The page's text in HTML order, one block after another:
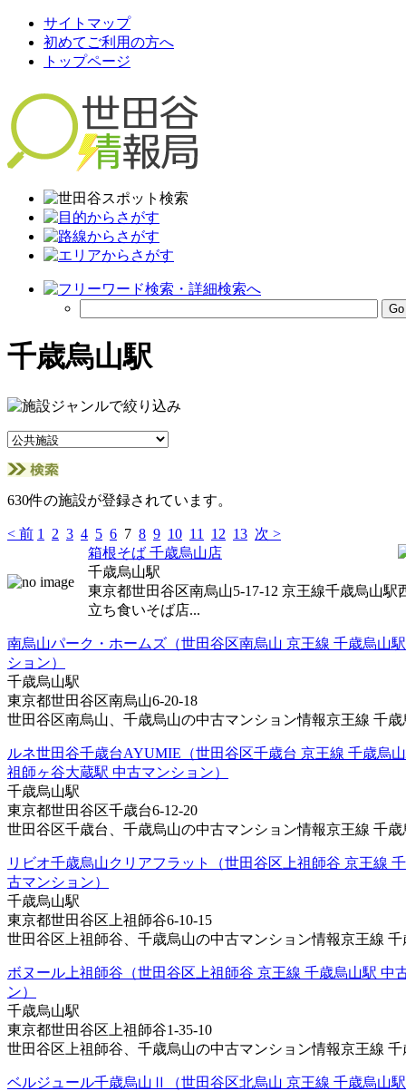
サイトマップ
初めてご利用の方へ
トップページ
千歳烏山駅
630件の施設が登録されています。
< 前 1 2 3 4 5 6 7 8 9 10 11 12 13 次 >
箱根そば 千歳烏山店
千歳烏山駅
東京都世田谷区南烏山5-17-12 京王線千歳烏山駅
立ち食いそば店...
南烏山パーク・ホームズ（世田谷区南烏山 京王線 千歳烏山
ション）
千歳烏山駅
東京都世田谷区南烏山6-20-18
世田谷区南烏山、千歳烏山の中古マンション情報京王線 千歳
ルネ世田谷千歳台AYUMIE（世田谷区千歳台 京王線 千歳烏
祖師ヶ谷大蔵駅 中古マンション）
千歳烏山駅
東京都世田谷区千歳台6-12-20
世田谷区千歳台、千歳烏山の中古マンション情報京王線 千歳
リビオ千歳烏山クリアフラット（世田谷区上祖師谷 京王線
古マンション）
千歳烏山駅
東京都世田谷区上祖師谷6-10-15
世田谷区上祖師谷、千歳烏山の中古マンション情報京王線 千
ボヌール上祖師谷（世田谷区上祖師谷 京王線 千歳烏山駅 中
ン）
千歳烏山駅
東京都世田谷区上祖師谷1-35-10
世田谷区上祖師谷、千歳烏山の中古マンション情報京王線 千
ベルジュール千歳烏山Ⅱ（世田谷区北烏山 京王線 千歳烏山